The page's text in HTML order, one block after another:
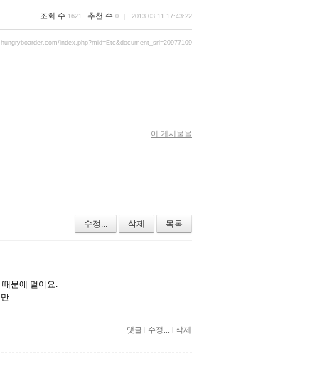
조회 수 1621 추천 수 0 2013.03.11 17:43:22
index.php?mid=Etc&document_srl=20977109
이 게시물을
수정... 삭제 목록
문에 멀어요.
댓글 수정... 삭제